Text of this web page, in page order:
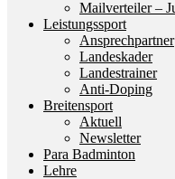
Mailverteiler –
Leistungssport
Ansprechpartner
Landeskader
Landestrainer
Anti-Doping
Breitensport
Aktuell
Newsletter
Para Badminton
Lehre